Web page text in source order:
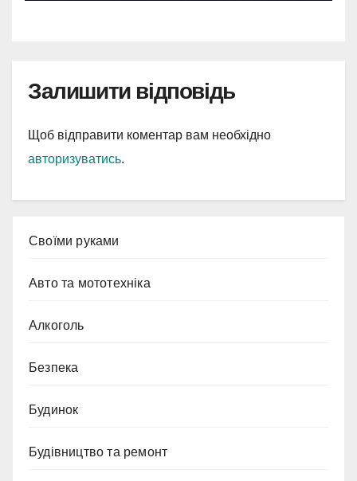
Залишити відповідь
Щоб відправити коментар вам необхідно
авторизуватись.
Cвоїми руками
Авто та мототехніка
Алкоголь
Безпека
Будинок
Будівництво та ремонт